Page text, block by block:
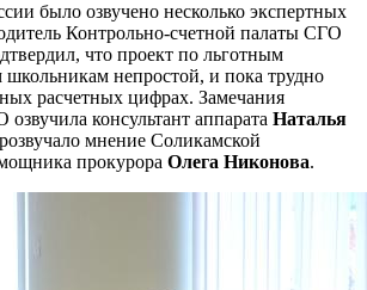
было озвучено несколько экспертных
Контрольно-счетной палаты СГО
что проект по льготным
непростой, и пока трудно
расчетных цифрах. Замечания
консультант аппарата Наталья
мнение Соликамской
прокурора Олега Никонова.